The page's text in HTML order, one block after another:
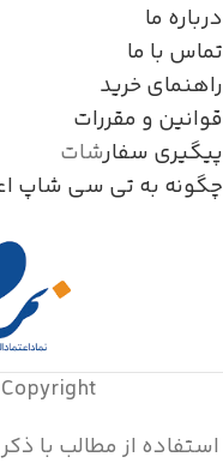
درباره ما
تماس با ما
راهنمای خرید
قوانین و مقررات
پیگیری سفارشات
چگونه به تی سی شاپ
استفاده از مطالب با